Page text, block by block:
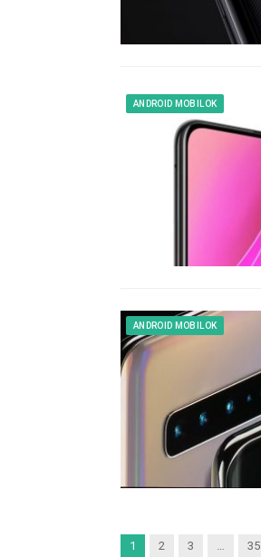
ANDROID MOBILOK
ANDROID MOBILOK
1 2 3 … 35